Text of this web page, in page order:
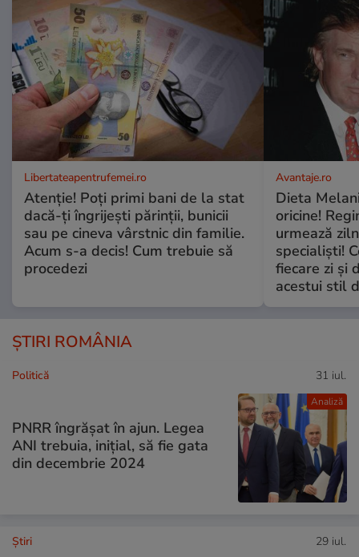
Libertateapentrufemei.ro
Atenție! Poți primi bani de la stat
dacă-ți îngrijești părinții, bunicii
sau pe cineva vârstnic din familie.
Acum s-a decis! Cum trebuie să
procedezi
Avantaje.ro
Dieta
oricine!
urmează
specialiști!
fiecare zi și
acestui stil
ȘTIRI ROMÂNIA
Analiză
Politică 31 iul.
PNRR îngrășat în ajun. Legea
ANI trebuia, inițial, să fie gata
din decembrie 2024
Ştiri 29 iul.